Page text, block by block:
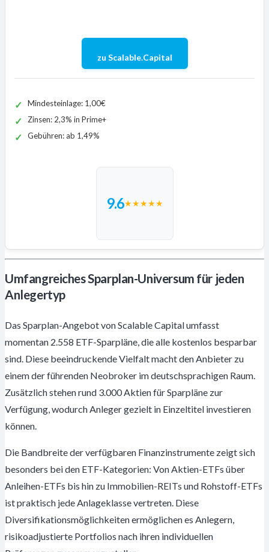
zu Scalable.Capital
Mindesteinlage: 1,00€
Zinsen: 2,3% in Prime+
Gebühren: ab 1,49%
9.6★★★★★
Umfangreiches Sparplan-Universum für jeden
Anlegertyp
Das Sparplan-Angebot von Scalable Capital umfasst
momentan 2.558 ETF-Sparpläne, die alle kostenlos besparbar
sind. Diese beeindruckende Vielfalt macht den Anbieter zu
einem der führenden Neobroker im deutschsprachigen Raum.
Zusätzlich stehen rund 3.000 Aktien für Sparpläne zur
Verfügung, wodurch Anleger gezielt in Einzeltitel investieren
können.
Die Bandbreite der verfügbaren Finanzinstrumente zeigt sich
besonders bei den ETF-Kategorien: Von Aktien-ETFs über
Anleihen-ETFs bis hin zu Immobilien-REITs und Rohstoff-ETFs
ist praktisch jede Anlageklasse vertreten. Diese
Diversifikationsmöglichkeiten ermöglichen es Anlegern,
risikoadjustierte Portfolios nach ihren individuellen